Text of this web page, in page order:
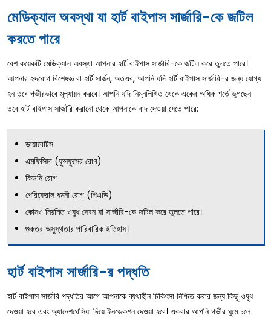
মেডিক্যাল অবস্থা যা হার্ট বাইপাস সার্জারি-কে জটিল
করতে পারে
বেশ কয়েকটি মেডিক্যাল অবস্থা আপনার হার্ট বাইপাস সার্জারি-কে জটিল করে তুলতে পারে।
আপনার হৃদরোগ বিশেষজ্ঞ বা হার্ট সার্জন, অতএব, আপনি যদি হার্ট বাইপাস সার্জারি-র জন্য যোগ্য
হন তবে গভীরভাবে মূল্যায়ন করবে। আপনি যদি নিম্নলিখিত থেকে একের অধিক শর্তে ভুগছেন
তবে হার্ট বাইপাস সার্জারি করানো থেকে আপনাকে বাদ দেওয়া যেতে পারে:
ডায়াবেটিস
এমফিসিমা (ফুসফুসের রোগ)
কিডনি রোগ
পেরিফেরাল ধমনী রোগ (পিএডি)
কোনও নিয়মিত ওষুধ সেবন যা সার্জারি-কে জটিল করে তুলতে পারে।
গুরুতর অসুস্থতার পারিবারিক ইতিহাস।
হার্ট বাইপাস সার্জারি-র পদ্ধতি
হার্ট বাইপাস সার্জারি পদ্ধতির আগে আপনাকে ব্যথাহীন চিকিৎসা নিশ্চিত করার জন্য কিছু ওষুধ
দেওয়া হবে এবং অ্যানেশথেসিয়া দিয়ে ইনজেকশন দেওয়া হবে। একবার আপনি গভীর ঘুমে চলে